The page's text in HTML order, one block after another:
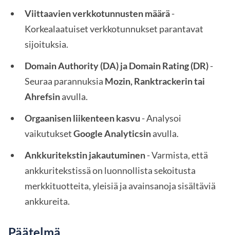
Viittaavien verkkotunnusten määrä-
Korkealaatuiset verkkotunnukset parantavat
sijoituksia.
Domain Authority (DA) ja Domain Rating (DR)-
Seuraa parannuksia Mozin, Ranktrackerin tai
Ahrefsinavulla.
Orgaanisen liikenteen kasvu - Analysoi
vaikutuksetGoogle Analyticsinavulla.
Ankkuritekstin jakautuminen- Varmista, että
ankkuritekstissä on luonnollista sekoitusta
merkkituotteita, yleisiä ja avainsanoja sisältäviä
ankkureita.